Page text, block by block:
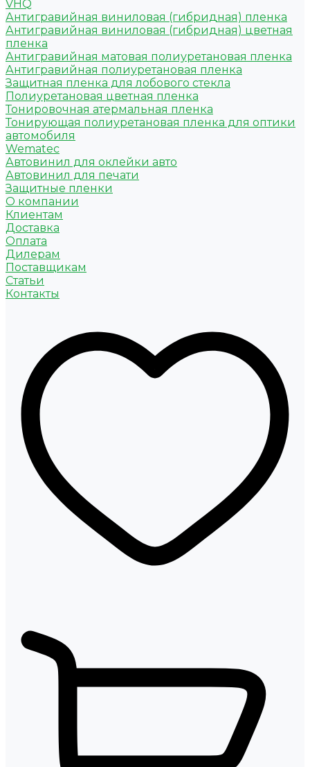
VHQ
Антигравийная виниловая (гибридная) пленка
Антигравийная виниловая (гибридная) цветная
пленка
Антигравийная матовая полиуретановая пленка
Антигравийная полиуретановая пленка
Защитная пленка для лобового стекла
Полиуретановая цветная пленка
Тонировочная атермальная пленка
Тонирующая полиуретановая пленка для оптики
автомобиля
Wematec
Автовинил для оклейки авто
Автовинил для печати
Защитные пленки
О компании
Клиентам
Доставка
Оплата
Дилерам
Поставщикам
Статьи
Контакты